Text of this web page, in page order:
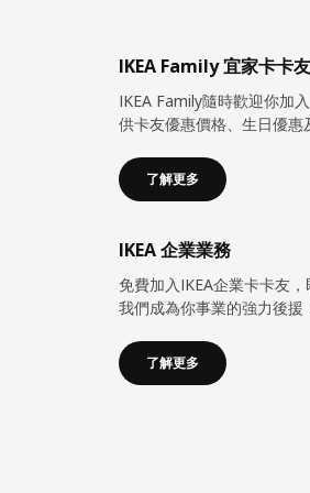
IKEA Family 宜家卡卡友
IKEA Family隨時歡迎你加
供卡友優惠價格、生日優惠
了解更多
IKEA 企業業務
免費加入IKEA企業卡卡友
我們成為你事業的強力後援
了解更多